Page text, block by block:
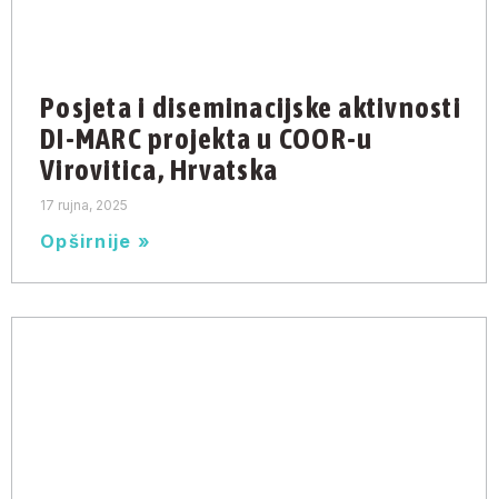
Posjeta i diseminacijske aktivnosti
DI-MARC projekta u COOR-u
Virovitica, Hrvatska
17 rujna, 2025
Opširnije »